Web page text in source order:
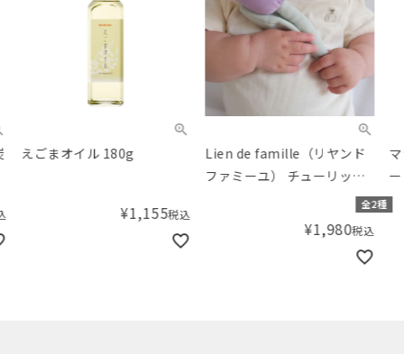
えごまオイル 180g
1,155税込
Lien de famille（リヤンド
ファミーユ） チューリップ
全2種
1,980税込
マ
ー